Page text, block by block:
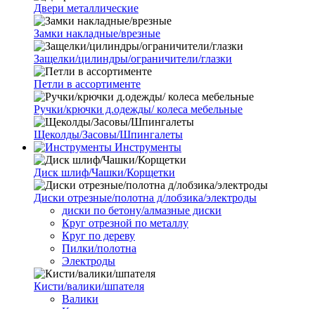
Двери металлические
Замки накладные/врезные
Защелки/цилиндры/ограничители/глазки
Петли в ассортименте
Ручки/крючки д.одежды/ колеса мебельные
Щеколды/Засовы/Шпингалеты
Инструменты
Диск шлиф/Чашки/Корщетки
Диски отрезные/полотна д/лобзика/электроды
диски по бетону/алмазные диски
Круг отрезной по металлу
Круг по дереву
Пилки/полотна
Электроды
Кисти/валики/шпателя
Валики